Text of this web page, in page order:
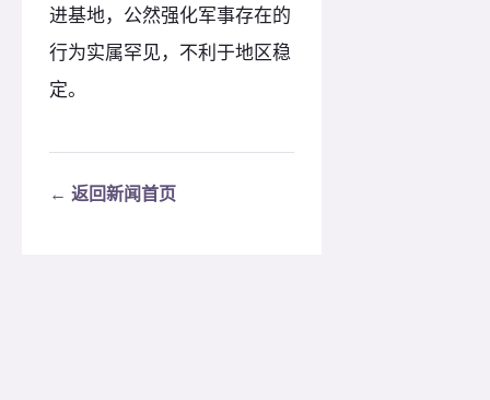
进基地，公然强化军事存在的
行为实属罕见，不利于地区稳
定。
← 返回新闻首页